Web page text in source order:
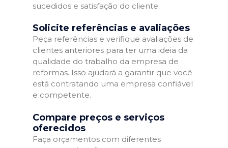
sucedidos e satisfação do cliente.
Solicite referências e avaliações
Peça referências e verifique avaliações de
clientes anteriores para ter uma ideia da
qualidade do trabalho da empresa de
reformas. Isso ajudará a garantir que você
está contratando uma empresa confiável
e competente.
Compare preços e serviços
oferecidos
Faça orçamentos com diferentes